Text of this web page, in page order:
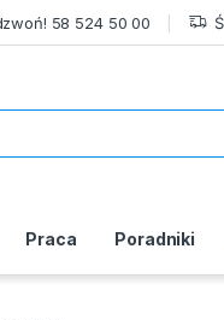
58 524 50 00
Praca Poradniki